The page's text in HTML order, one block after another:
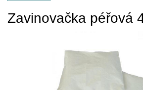
Zavinovačka péřová